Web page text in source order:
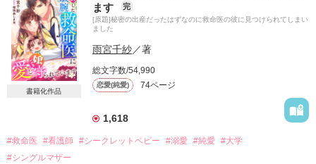
書籍化作品
ます
完
[原題]秘密の出産だったはずなのに救命医の彼に見つけられてしまい
ました
雨宮千紗／著
総文字数/54,990
恋愛(純愛) 74ページ
1,618
#救命医 #看護師 #シークレットベビー #溺愛 #純愛 #大学
#シングルマザー